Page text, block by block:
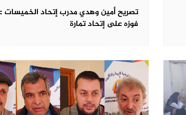
تصريح أمين وهدي مدرب إتحاد
فوزه على إتحاد تمارة